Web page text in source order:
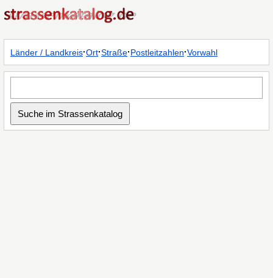
Länder / Landkreis·Ort·Straße·Postleitzahlen·Vorwahl